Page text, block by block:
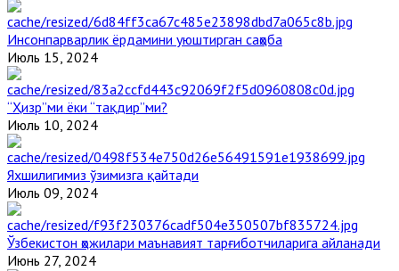
Инсонпарварлик ёрдамини уюштирган саҳоба
Июль 15, 2024
“Ҳизр”ми ёки “тақдир”ми?
Июль 10, 2024
Яхшилигимиз ўзимизга қайтади
Июль 09, 2024
Ўзбекистон ҳожилари маънавият тарғиботчиларига айланади
Июнь 27, 2024